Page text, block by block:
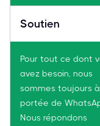
Soutien
Pour tout ce dont
avez besoin, nous
sommes toujours à
portée de
Nous répondons